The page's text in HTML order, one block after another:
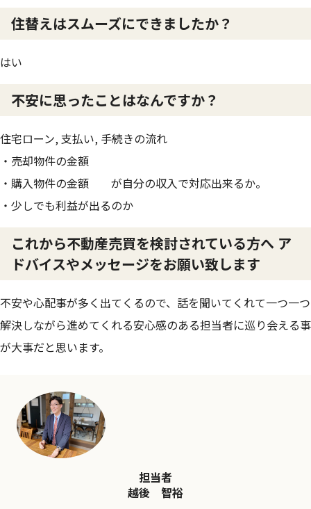
住替えはスムーズにできましたか？
はい
不安に思ったことはなんですか？
住宅ローン, 支払い, 手続きの流れ
・売却物件の金額
・購入物件の金額 が自分の収入で対応出来るか。
・少しでも利益が出るのか
これから不動産売買を検討されている方へ ア
ドバイスやメッセージをお願い致します
不安や心配事が多く出てくるので、話を聞いてくれて一つ一つ
解決しながら進めてくれる安心感のある担当者に巡り会える事
が大事だと思います。
担当者
越後 智裕